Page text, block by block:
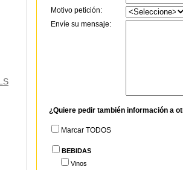
Motivo petición:
Envíe su mensaje:
¿Quiere pedir también información a
Marcar TODOS
BEBIDAS
Vinos